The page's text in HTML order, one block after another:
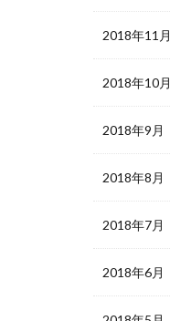
2018年11月
2018年10月
2018年9月
2018年8月
2018年7月
2018年6月